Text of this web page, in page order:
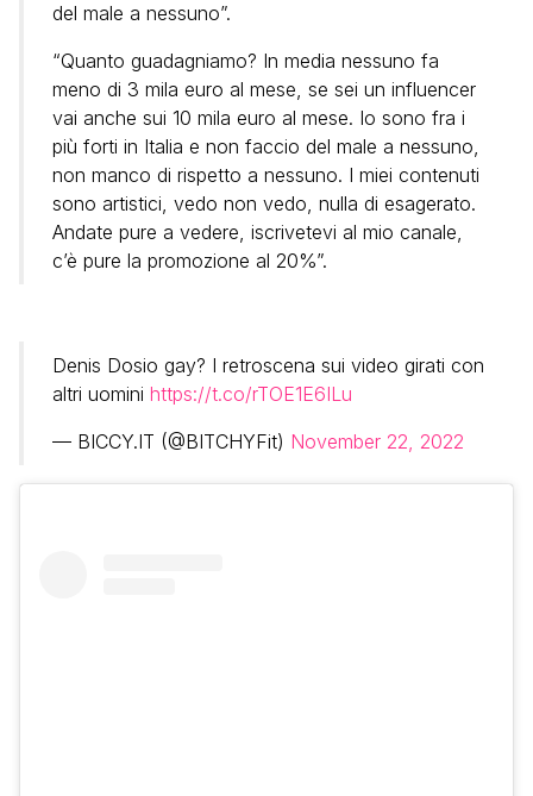
del male a nessuno”.
“Quanto guadagniamo? In media nessuno fa
meno di 3 mila euro al mese, se sei un influencer
vai anche sui 10 mila euro al mese. Io sono fra i
più forti in Italia e non faccio del male a nessuno,
non manco di rispetto a nessuno. I miei contenuti
sono artistici, vedo non vedo, nulla di esagerato.
Andate pure a vedere, iscrivetevi al mio canale,
c’è pure la promozione al 20%”.
Denis Dosio gay? I retroscena sui video girati con
altri uomini https://t.co/rTOE1E6ILu
— BICCY.IT (@BITCHYFit) November 22, 2022